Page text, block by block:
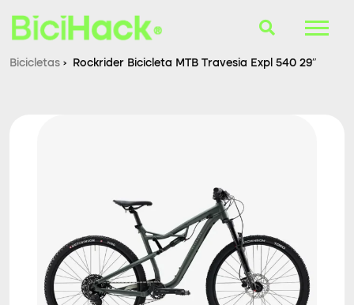
Accesorios
Consultorio
Blog
Bicicletas › Rockrider Bicicleta MTB Travesia Expl 540 29″